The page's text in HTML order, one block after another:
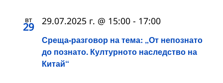
вт
29
Среща-разговор на тема: „От непознато
до познато. Културното наследство на
Китай“
29.07.2025 г. @ 15:00 - 17:00